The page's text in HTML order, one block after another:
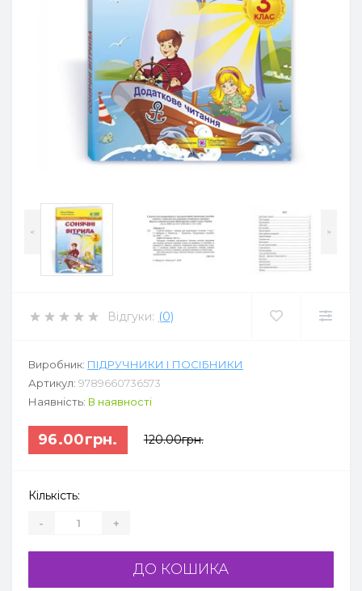
< >
Відгуки: (0)
Виробник: ПІДРУЧНИКИ І ПОСІБНИКИ
Артикул: 9789660736573
Наявність: В наявності
96.00грн. 120.00грн.
Кількість:
- +
ДО КОШИКА